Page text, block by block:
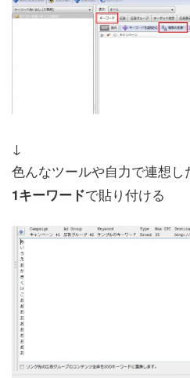
↓
色んなツールや自力で連想
1キーワードで貼り付ける